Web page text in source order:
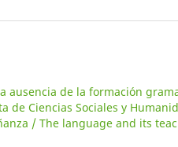
ausencia de la formación
de Ciencias Sociales y
/ The language and its